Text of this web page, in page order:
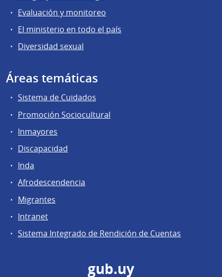
Evaluación y monitoreo
El ministerio en todo el país
Diversidad sexual
Áreas temáticas
Sistema de Cuidados
Promoción Sociocultural
Inmayores
Discapacidad
Inda
Afrodescendencia
Migrantes
Intranet
Sistema Integrado de Rendición de Cuentas
gub.uy